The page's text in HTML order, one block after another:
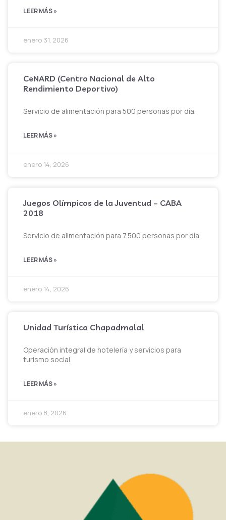
LEER MÁS »
enero 31, 2026
CeNARD (Centro Nacional de Alto
Rendimiento Deportivo)
Servicio de alimentación para 500 personas por día.
LEER MÁS »
enero 14, 2026
Juegos Olímpicos de la Juventud – CABA
2018
Servicio de alimentación para 7.500 personas por día.
LEER MÁS »
enero 14, 2026
Unidad Turística Chapadmalal
Operación integral de hotelería y servicios para
turismo social.
LEER MÁS »
enero 8, 2026